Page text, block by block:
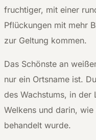
fruchtiger, mit einer
Pflückungen mit mehr
zur Geltung kommen.
Das Schönste an
nur ein Ortsname ist.
des Wachstums, in
Welkens und darin,
behandelt wurde.